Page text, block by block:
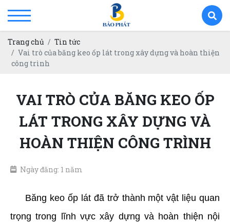
Trang chủ
Tin tức
Vai trò của băng keo ốp lát trong xây dựng và hoàn thiện
công trình
VAI TRÒ CỦA BĂNG KEO ỐP
LÁT TRONG XÂY DỰNG VÀ
HOÀN THIỆN CÔNG TRÌNH
Ngày đăng: 1 năm
Băng keo ốp lát đã trở thành một vật liệu quan
trọng trong lĩnh vực xây dựng và hoàn thiện nội